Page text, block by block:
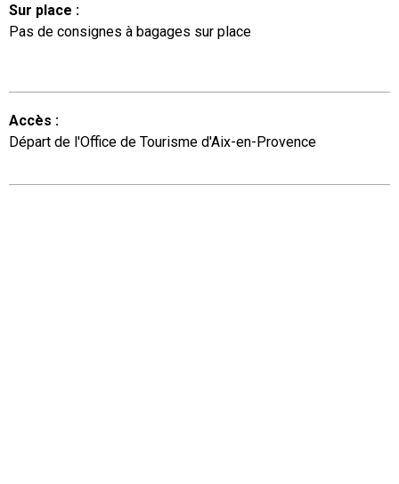
Sur place :
Pas de consignes à bagages sur place
Accès :
Départ de l'Office de Tourisme d'Aix-en-Provence